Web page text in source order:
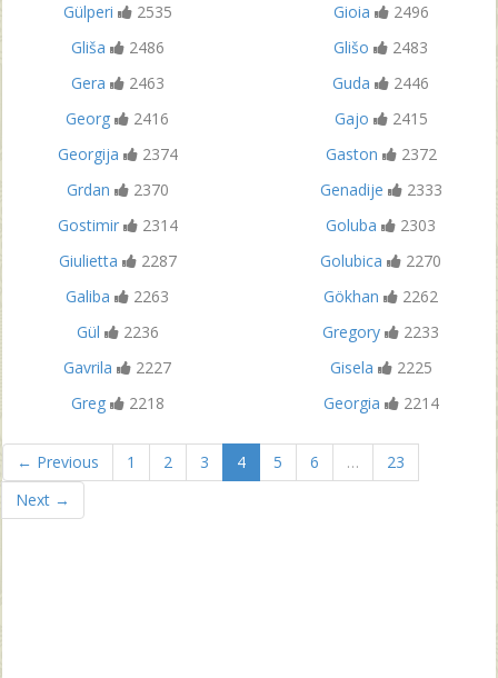
Gülperi
2535 Gioia
2496
Gliša
2486 Glišo
2483
Gera
2463 Guda
2446
Georg
2416 Gajo
2415
Georgija
2374 Gaston
2372
Grdan
2370 Genadije
2333
Gostimir
2314 Goluba
2303
Giulietta
2287 Golubica
2270
Galiba
2263 Gökhan
2262
Gül
2236 Gregory
2233
Gavrila
2227 Gisela
2225
Greg
2218 Georgia 2214
← Previous 1 2 3 4 5 6 …
23
Next →